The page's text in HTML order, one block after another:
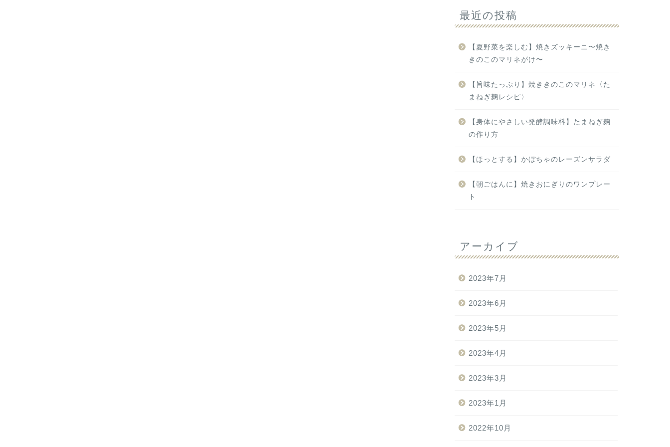
最近の投稿
【夏野菜を楽しむ】焼きズッキーニ〜焼き
きのこのマリネがけ〜
【旨味たっぷり】焼ききのこのマリネ〈た
まねぎ麹レシピ〉
【身体にやさしい発酵調味料】たまねぎ麹
の作り方
【ほっとする】かぼちゃのレーズンサラダ
【朝ごはんに】焼きおにぎりのワンプレー
ト
アーカイブ
2023年7月
2023年6月
2023年5月
2023年4月
2023年3月
2023年1月
2022年10月